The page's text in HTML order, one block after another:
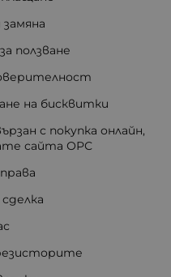
ползване
на бисквитки
с покупка онлайн,
сайта ОРС